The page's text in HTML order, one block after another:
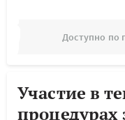
Доступно по
Участие в
процедурах